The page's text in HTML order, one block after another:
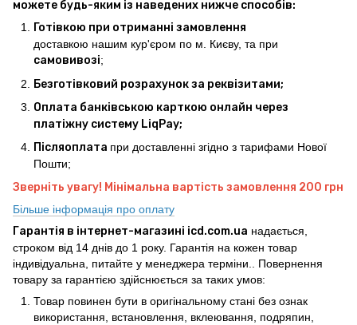
можете будь-яким із наведених нижче способів:
Готівкою при отриманні замовлення
доставкою нашим кур'єром по м. Києву, та при
самовивозі;
Безготівковий розрахунок за реквізитами;
Оплата банківською карткою онлайн через
платіжну систему LiqPay;
Післяоплата при доставленні згідно з тарифами Нової
Пошти;
Зверніть увагу! Мінімальна вартість замовлення 200 грн
Більше інформація про оплату
Гарантія в інтернет-магазині icd.com.ua надається,
строком від 14 днів до 1 року. Гарантія на кожен товар
індивідуальна, питайте у менеджера терміни.. Повернення
товару за гарантією здійснюється за таких умов:
Товар повинен бути в оригінальному стані без ознак
використання, встановлення, вклеювання, подряпин,